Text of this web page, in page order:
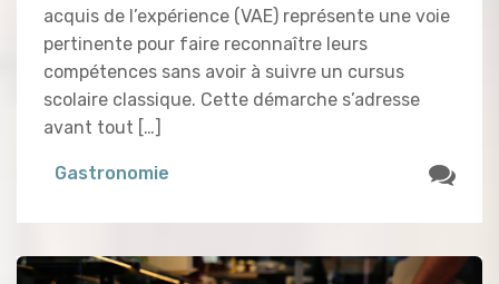
acquis de l’expérience (VAE) représente une voie
pertinente pour faire reconnaître leurs
compétences sans avoir à suivre un cursus
scolaire classique. Cette démarche s’adresse
avant tout […]
Gastronomie